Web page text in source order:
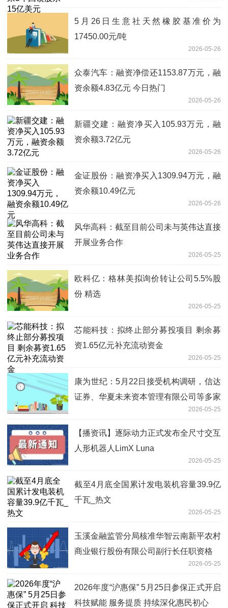
5月26日生意社天然橡胶基准价为
17450.00元/吨
2026-05-26
众泰汽车：融资净偿还1153.87万元，融
资余额4.83亿元 今日热门
2026-05-26
新疆交建：融资净买入105.93万元，融
资余额3.72亿元
2026-05-26
金证股份：融资净买入1309.94万元，融
资余额10.49亿元
2026-05-26
风华高科：截至目前公司未与英伟达直接
开展业务合作
2026-05-25
欧科亿：格林美拟询价转让公司5.5%股
份 精选
2026-05-25
芯能科技：拟终止部分募投项目 剩余募
资1.65亿元补充流动资金
2026-05-25
康为世纪：5月22日接受机构调研，信达
证券、华夏未来资本管理有限公司等多家
2026-05-25
【播资讯】逐际动力正式发布全尺寸交互
人形机器人LimX Luna
2026-05-25
截至4月底全国累计发电装机容量39.9亿
千瓦_热文
2026-05-25
玉溪金融监管分局核准华智云南新平农村
商业银行股份有限公司副行长任职资格
2026-05-25
2026年度“沪惠保” 5月25日参保正式开启
科技赋能 服务提质 持续深化惠民初心